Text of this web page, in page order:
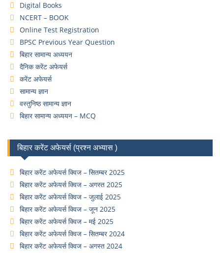
Digital Books
NCERT – BOOK
Online Test Registration
BPSC Previous Year Question
बिहार सामान्य अध्ययन
दैनिक करेंट अफेयर्स
करेंट अफेयर्स
सामान्य ज्ञान
वस्तुनिष्ठ सामान्य ज्ञान
बिहार सामान्य अध्ययन – MCQ
बिहार करेंट अफेयर्स (प्रश्न अभ्यास )
बिहार करेंट अफेयर्स क्विज – सितम्बर 2025
बिहार करेंट अफेयर्स क्विज – अगस्त 2025
बिहार करेंट अफेयर्स क्विज – जुलाई 2025
बिहार करेंट अफेयर्स क्विज – जून 2025
बिहार करेंट अफेयर्स क्विज – मई 2025
बिहार करेंट अफेयर्स क्विज – सितम्बर 2024
बिहार करेंट अफेयर्स क्विज – अगस्त 2024